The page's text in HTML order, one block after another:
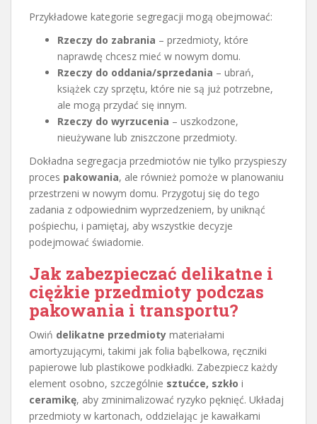
Przykładowe kategorie segregacji mogą obejmować:
Rzeczy do zabrania – przedmioty, które
naprawdę chcesz mieć w nowym domu.
Rzeczy do oddania/sprzedania – ubrań,
książek czy sprzętu, które nie są już potrzebne,
ale mogą przydać się innym.
Rzeczy do wyrzucenia – uszkodzone,
nieużywane lub zniszczone przedmioty.
Dokładna segregacja przedmiotów nie tylko przyspieszy
proces pakowania, ale również pomoże w planowaniu
przestrzeni w nowym domu. Przygotuj się do tego
zadania z odpowiednim wyprzedzeniem, by uniknąć
pośpiechu, i pamiętaj, aby wszystkie decyzje
podejmować świadomie.
Jak zabezpieczać delikatne i
ciężkie przedmioty podczas
pakowania i transportu?
Owiń delikatne przedmioty materiałami
amortyzującymi, takimi jak folia bąbelkowa, ręczniki
papierowe lub plastikowe podkładki. Zabezpiecz każdy
element osobno, szczególnie sztućce, szkło i
ceramikę, aby zminimalizować ryzyko pęknięć. Układaj
przedmioty w kartonach, oddzielając je kawałkami